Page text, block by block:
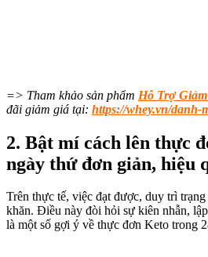
=> Tham khảo sản phẩm Hỗ Trợ
đãi giảm giá tại: https://whey.vn/danh-
2. Bật mí cách lên thực
ngày thứ đơn giản, hiệu
Trên thực tế, việc đạt được, duy trì
khăn. Điều này đòi hỏi sự kiên nhẫn,
là một số gợi ý về thực đơn Keto trong